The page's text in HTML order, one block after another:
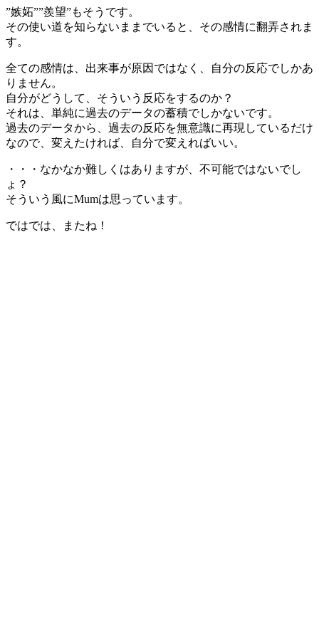
”嫉妬””羨望”もそうです。
その使い道を知らないままでいると、その感情に翻弄されま
す。
全ての感情は、出来事が原因ではなく、自分の反応でしかあ
りません。
自分がどうして、そういう反応をするのか？
それは、単純に過去のデータの蓄積でしかないです。
過去のデータから、過去の反応を無意識に再現しているだけ
なので、変えたければ、自分で変えればいい。
・・・なかなか難しくはありますが、不可能ではないでし
ょ？
そういう風にMumは思っています。
ではでは、またね！